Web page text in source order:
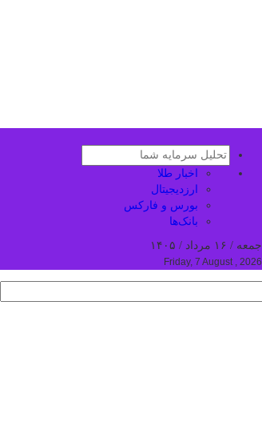
اخبار طلا
ارزدیجیتال
بورس و فارکس
بانک‌ها
جمعه / ۱۶ مرداد / ۱۴۰۵
Friday, 7 August , 2026